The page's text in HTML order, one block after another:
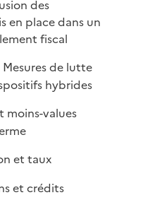
des
en place dans un
fiscal
de lutte
hybrides
moins-values
et taux
et crédits